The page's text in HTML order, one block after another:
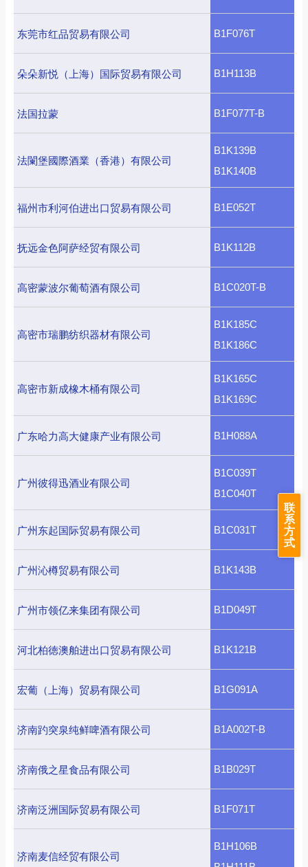
东莞市红品贸易有限公司 B1F076T
朵朵新悦（上海）国际贸易有限公司 B1H113B
法国拉蒙 B1F077T-B
法闌堡國際酒業（香港）有限公司
B1K139B
B1K140B
福州市利河伯进出口贸易有限公司 B1E052T
抚远金色阿萨经贸有限公司 B1K112B
高密蒙波尔葡萄酒有限公司 B1C020T-B
高密市瑞鹏纺织器材有限公司
B1K185C
B1K186C
高密市新成橡木桶有限公司
B1K165C
B1K169C
广东哈力高大健康产业有限公司 B1H088A
广州彼得迅酒业有限公司
B1C039T
B1C040T
广州东起国际贸易有限公司 B1C031T
广州沁樽贸易有限公司 B1K143B
广州市领亿来集团有限公司 B1D049T
河北柏徳澳舶进出口贸易有限公司 B1K121B
宏葡（上海）贸易有限公司 B1G091A
济南趵突泉纯鲜啤酒有限公司 B1A002T-B
济南俄之星食品有限公司 B1B029T
济南泛洲国际贸易有限公司 B1F071T
济南麦信经贸有限公司
B1H106B
联
系
方
式